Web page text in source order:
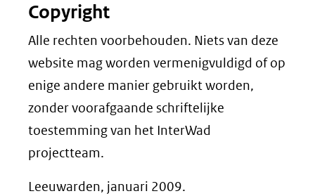
Copyright
Alle rechten voorbehouden. Niets van deze
website mag worden vermenigvuldigd of op
enige andere manier gebruikt worden,
zonder voorafgaande schriftelijke
toestemming van het InterWad
projectteam.
Leeuwarden, januari 2009.